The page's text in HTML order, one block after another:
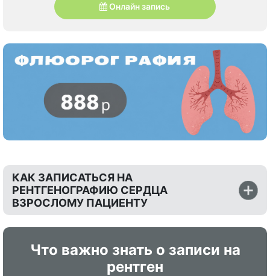
Онлайн запись
КАК ЗАПИСАТЬСЯ НА
РЕНТГЕНОГРАФИЮ СЕРДЦА
ВЗРОСЛОМУ ПАЦИЕНТУ
Что важно знать о записи на
рентген